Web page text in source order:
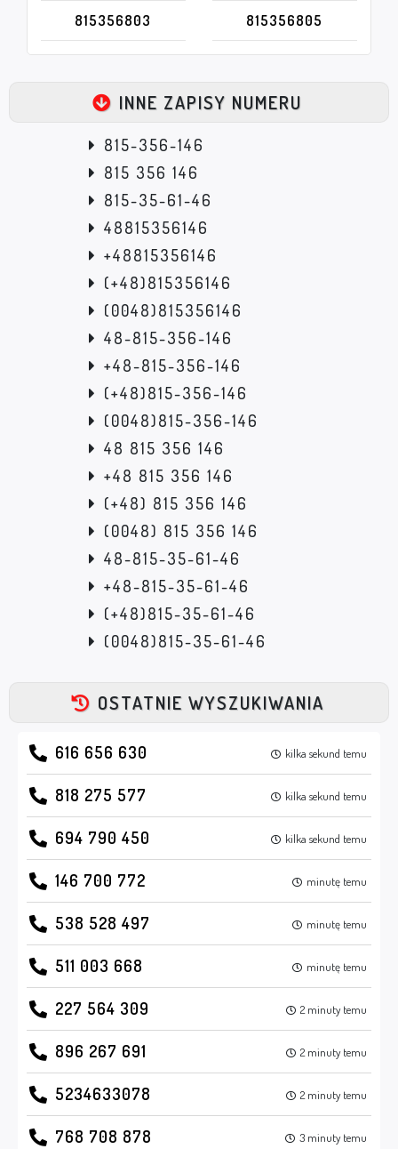
815356803 815356805
INNE ZAPISY NUMERU
815-356-146
815 356 146
815-35-61-46
48815356146
+48815356146
(+48)815356146
(0048)815356146
48-815-356-146
+48-815-356-146
(+48)815-356-146
(0048)815-356-146
48 815 356 146
+48 815 356 146
(+48) 815 356 146
(0048) 815 356 146
48-815-35-61-46
+48-815-35-61-46
(+48)815-35-61-46
(0048)815-35-61-46
OSTATNIE WYSZUKIWANIA
616 656 630 kilka sekund temu
818 275 577 kilka sekund temu
694 790 450 kilka sekund temu
146 700 772 minutę temu
538 528 497 minutę temu
511 003 668 minutę temu
227 564 309 2 minuty temu
896 267 691 2 minuty temu
5234633078 2 minuty temu
768 708 878 3 minuty temu